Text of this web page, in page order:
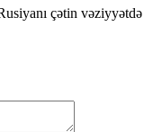
çətin